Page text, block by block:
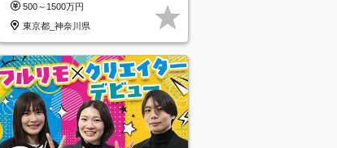
500～1500万円
東京都_神奈川県